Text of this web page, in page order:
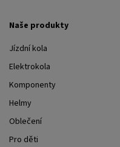
Naše produkty
Jízdní kola
Elektrokola
Komponenty
Helmy
Oblečení
Pro děti